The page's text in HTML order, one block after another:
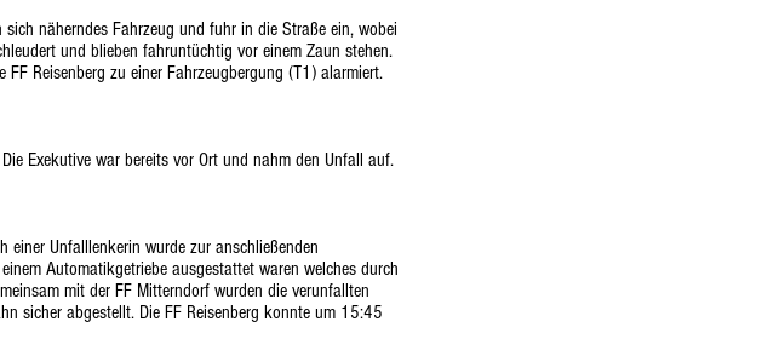
näherndes Fahrzeug und fuhr in die Straße ein, wobei
und blieben fahruntüchtig vor einem Zaun stehen.
Reisenberg zu einer Fahrzeugbergung (T1) alarmiert.
Exekutive war bereits vor Ort und nahm den Unfall auf.
Unfalllenkerin wurde zur anschließenden
Automatikgetriebe ausgestattet waren welches durch
mit der FF Mitterndorf wurden die verunfallten
sicher abgestellt. Die FF Reisenberg konnte um 15:45